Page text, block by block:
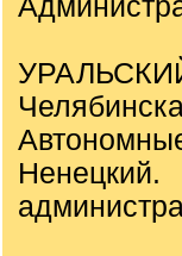
Ненецкий.